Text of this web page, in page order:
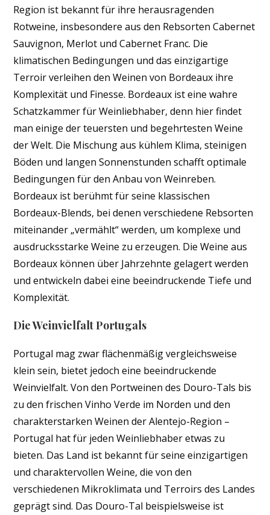
Region ist bekannt für ihre herausragenden
Rotweine, insbesondere aus den Rebsorten Cabernet
Sauvignon, Merlot und Cabernet Franc. Die
klimatischen Bedingungen und das einzigartige
Terroir verleihen den Weinen von Bordeaux ihre
Komplexität und Finesse. Bordeaux ist eine wahre
Schatzkammer für Weinliebhaber, denn hier findet
man einige der teuersten und begehrtesten Weine
der Welt. Die Mischung aus kühlem Klima, steinigen
Böden und langen Sonnenstunden schafft optimale
Bedingungen für den Anbau von Weinreben.
Bordeaux ist berühmt für seine klassischen
Bordeaux-Blends, bei denen verschiedene Rebsorten
miteinander „vermählt“ werden, um komplexe und
ausdrucksstarke Weine zu erzeugen. Die Weine aus
Bordeaux können über Jahrzehnte gelagert werden
und entwickeln dabei eine beeindruckende Tiefe und
Komplexität.
Die Weinvielfalt Portugals
Portugal mag zwar flächenmäßig vergleichsweise
klein sein, bietet jedoch eine beeindruckende
Weinvielfalt. Von den Portweinen des Douro-Tals bis
zu den frischen Vinho Verde im Norden und den
charakterstarken Weinen der Alentejo-Region –
Portugal hat für jeden Weinliebhaber etwas zu
bieten. Das Land ist bekannt für seine einzigartigen
und charaktervollen Weine, die von den
verschiedenen Mikroklimata und Terroirs des Landes
geprägt sind. Das Douro-Tal beispielsweise ist